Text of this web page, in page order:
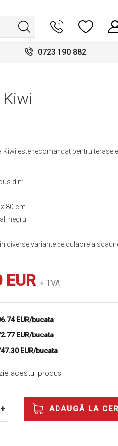
0723 190 882
Kiwi este recomandat pentru
din:
80 cm
negru
diverse variante de culaore a
EUR+ TVA
EUR/bucata
EUR/bucata
EUR/bucata
acestui produs
+ ADAUGĂ LA